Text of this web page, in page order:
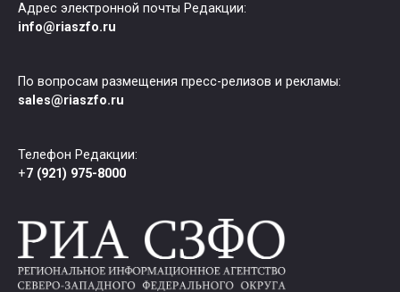
Адрес электронной почты Редакции:
info@riaszfo.ru
По вопросам размещения пресс-релизов и рекламы:
sales@riaszfo.ru
Телефон Редакции:
+7 (921) 975-8000